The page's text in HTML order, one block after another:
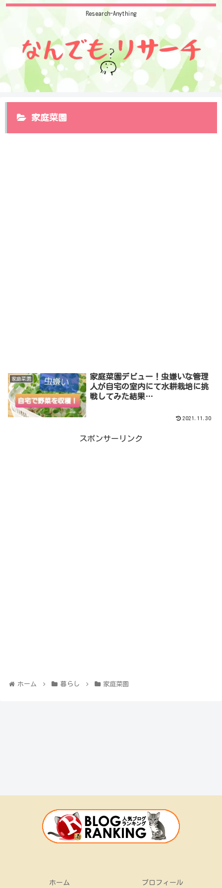
Research-Anything
家庭菜園
家庭菜園
家庭菜園デビュー！虫嫌いな管理
人が自宅の室内にて水耕栽培に挑
戦してみた結果…
2021.11.30
スポンサーリンク
ホーム 暮らし 家庭菜園
ホーム プロフィール